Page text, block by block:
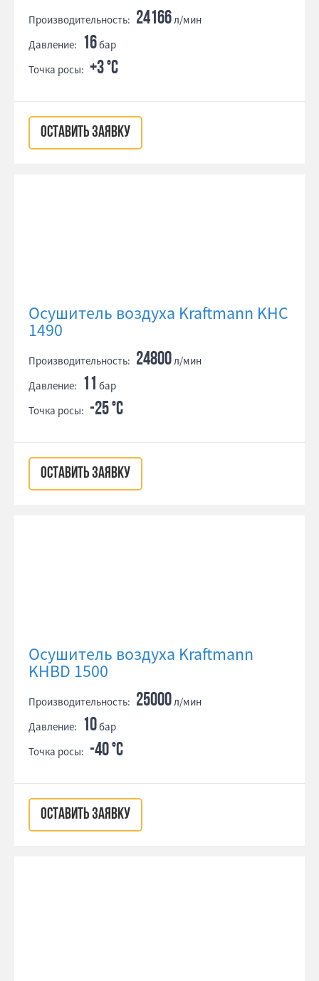
Производительность: 24166л/мин
Давление: 16бар
Точка росы: +3 °С
ОСТАВИТЬ ЗАЯВКУ
Осушитель воздуха Kraftmann KHC
1490
Производительность: 24800л/мин
Давление: 11 бар
Точка росы: -25 °С
ОСТАВИТЬ ЗАЯВКУ
Осушитель воздуха Kraftmann
KHBD 1500
Производительность: 25000л/мин
Давление: 10бар
Точка росы: -40 °С
ОСТАВИТЬ ЗАЯВКУ